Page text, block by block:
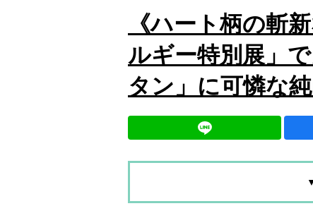
《ハート柄の斬
ルギー特別展」
タン」に可憐な